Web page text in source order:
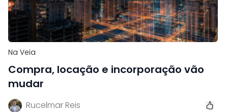
Na Veia
Compra, locação e incorporação vão
mudar
Rucelmar Reis